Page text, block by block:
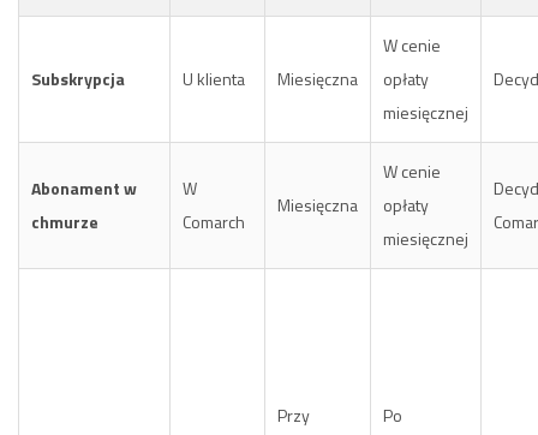
Subskrypcja U klienta Miesięczna
W cenie
opłaty
miesięcznej
Abonament w
chmurze
W
Comarch
Miesięczna
W cenie
opłaty
miesięcznej
Przy
Po